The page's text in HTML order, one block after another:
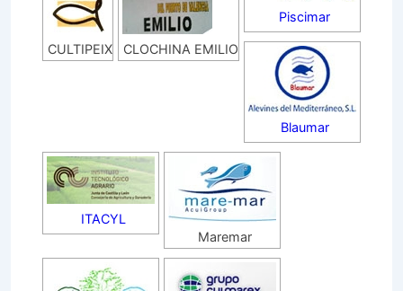
CULTIPEIX CLOCHINA EMILIO
Piscimar
Blaumar
ITACYL
Maremar